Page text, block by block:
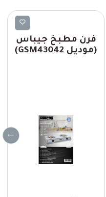
فرن مطبخ جيباس
(موديل GSM43042)